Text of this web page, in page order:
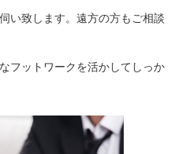
い致します。遠方の方もご相談
フットワークを活かしてしっか